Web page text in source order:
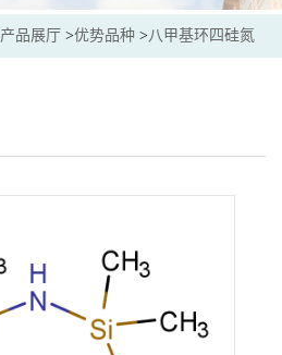
产品展厅 >优势品种 >八甲基环四硅氮